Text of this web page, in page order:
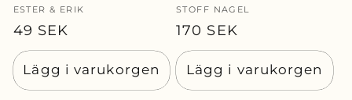
Säljare:
ESTER & ERIK
Ordinarie
pris
49 SEK
Lägg i varukorgen
Säljare:
STOFF NAGEL
Ordinarie
pris
170 SEK
Lägg i varukorgen